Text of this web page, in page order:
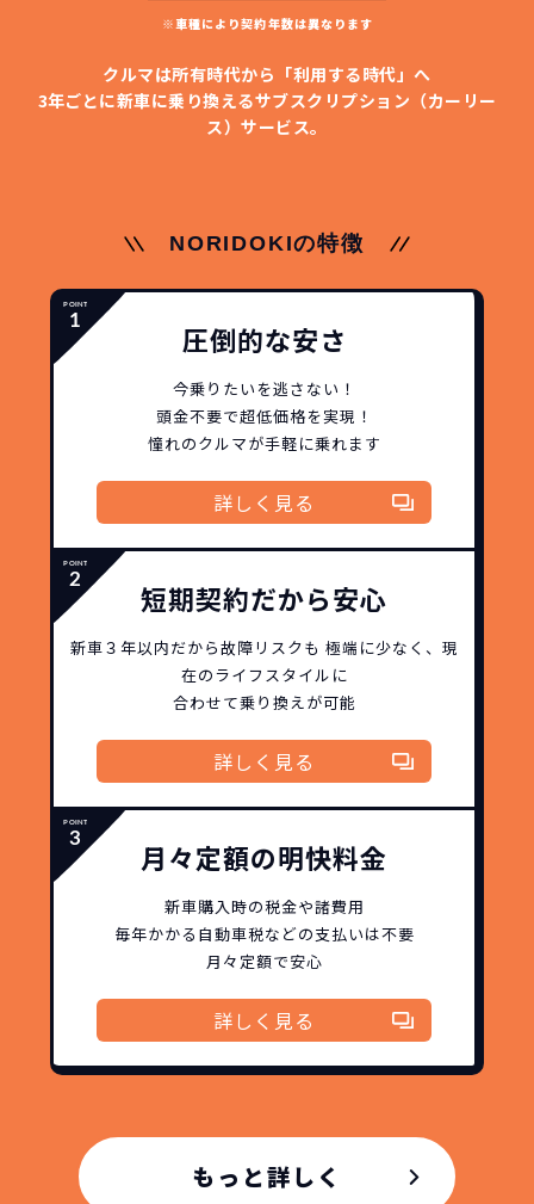
※車種により契約年数は異なります
クルマは所有時代から「利用する時代」へ
3年ごとに新車に乗り換えるサブスクリプション（カーリー
ス）サービス。
NORIDOKIの特徴
圧倒的な安さ
今乗りたいを逃さない！
頭金不要で超低価格を実現！
憧れのクルマが手軽に乗れます
詳しく見る
短期契約だから安心
新車３年以内だから故障リスクも 極端に少なく、 現
在のライフスタイルに
合わせて乗り換えが可能
詳しく見る
月々定額の明快料金
新車購入時の税金や諸費用
毎年かかる自動車税などの支払いは不要
月々定額で安心
詳しく見る
NORIDOKIは高残価設定を実現！
頭金不要で超低価格！憧れのクルマが手軽に乗れ
安さの秘密
高残価設定を実現！
低価格が可能に！
ジョイカルジャパンが今まで培ってきた
また特定の車両に絞ることによりこの価
格設定が可能となりました。
NORIDOKIなら短期リースでも安いんです！
に新車なので故障の心配がありませんし、急なラ
故障リスクが非常に低い
3年以内の契約なので、故障リスクが非常
に少なくなります。例え故障してもメーカ
ー保証があるから安心です。
契約リスクが少ない
NORIDOKIなら頭金・ボーナス払い・諸経費・税
金など一切不要！月々「定額料金」をお支払い
新車購入時の税金や
諸費用などが不要
車を購入する場合、購入時に｢登録時諸費
用｣や「各種税金」は車両本体以外にかか
ります。
これらの費用がコミコミの料金です。
もっと詳しく